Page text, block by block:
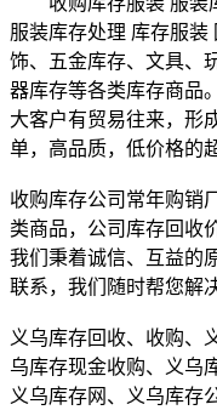
服装库存处理 库存服
饰、五金库存、文具、
器库存等各类库存商品
大客户有贸易往来，形
单，高品质，低价格的
收购库存公司常年购销
类商品，公司库存回收
我们秉着诚信、互益的
联系，我们随时帮您解
义乌库存回收、收购、
乌库存现金收购、义乌
义乌库存网、义乌库存